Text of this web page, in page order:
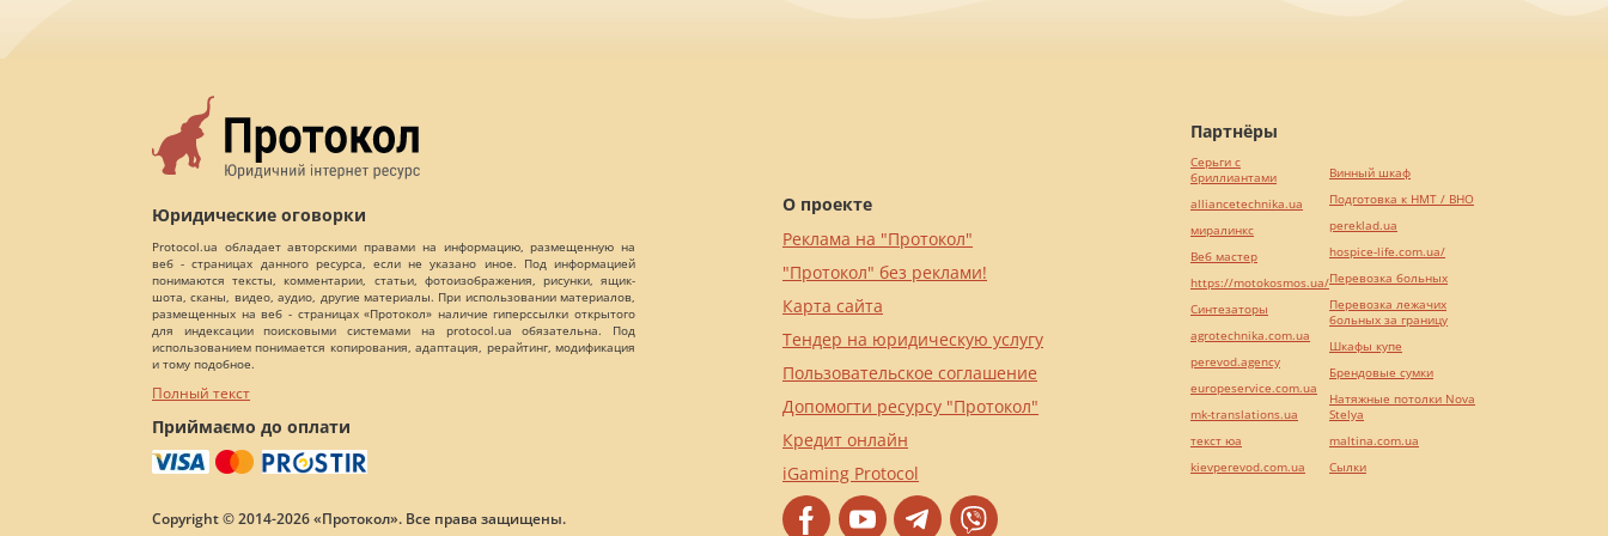
Юридические оговорки
Protocol.ua обладает авторскими правами на информацию, размещенную на
веб - страницах данного ресурса, если не указано иное. Под информацией
понимаются тексты, комментарии, статьи, фотоизображения, рисунки, ящик-
шота, сканы, видео, аудио, другие материалы. При использовании материалов,
размещенных на веб - страницах «Протокол» наличие гиперссылки открытого
для индексации поисковыми системами на protocol.ua обязательна. Под
использованием понимается копирования, адаптация, рерайтинг, модификация
и тому подобное.
Полный текст
Приймаємо до оплати
Copyright © 2014-2026 «Протокол». Все права защищены.
О проекте
Реклама на "Протокол"
"Протокол" без реклами!
Карта сайта
Тендер на юридическую услугу
Пользовательское соглашение
Допомогти ресурсу "Протокол"
Кредит онлайн
iGaming Protocol
Партнёры
Серьги с
бриллиантами
alliancetechnika.ua
миралинкс
Веб мастер
https://motokosmos.ua/
Синтезаторы
agrotechnika.com.ua
perevod.agency
europeservice.com.ua
mk-translations.ua
текст юа
kievperevod.com.ua
Винный шкаф
Подготовка к НМТ / ВНО
pereklad.ua
hospice-life.com.ua/
Перевозка больных
Перевозка лежачих
больных за границу
Шкафы купе
Брендовые сумки
Натяжные потолки Nova
Stelya
maltina.com.ua
Cылки